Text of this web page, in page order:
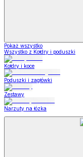
Pokaż wszystko
Wszystko z Kołdry i poduszki
Kołdry i koce
Poduszki i zagłówki
Zestawy
Narzuty na łózka